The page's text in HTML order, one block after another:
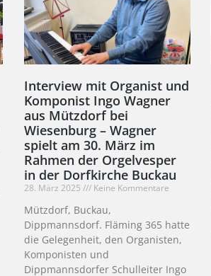
Interview mit Organist und
Komponist Ingo Wagner
aus Mützdorf bei
Wiesenburg – Wagner
spielt am 30. März im
Rahmen der Orgelvesper
in der Dorfkirche Buckau
28. März 2025 Keine Kommentare
Mützdorf, Buckau,
Dippmannsdorf. Fläming 365 hatte
die Gelegenheit, den Organisten,
Komponisten und
Dippmannsdorfer Schulleiter Ingo